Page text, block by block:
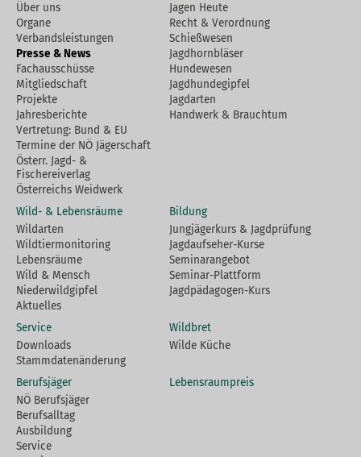
Über uns
Organe
Verbandsleistungen
Presse & News
Fachausschüsse
Mitgliedschaft
Projekte
Jahresberichte
Vertretung: Bund & EU
Termine der NÖ Jägerschaft
Österr. Jagd- &
Fischereiverlag
Österreichs Weidwerk
Jagen Heute
Recht & Verordnung
Schießwesen
Jagdhornbläser
Hundewesen
Jagdhundegipfel
Jagdarten
Handwerk & Brauchtum
Wild- & Lebensräume
Wildarten
Wildtiermonitoring
Lebensräume
Wild & Mensch
Niederwildgipfel
Aktuelles
Bildung
Jungjägerkurs & Jagdprüfung
Jagdaufseher-Kurse
Seminarangebot
Seminar-Plattform
Jagdpädagogen-Kurs
Service
Downloads
Stammdatenänderung
Wildbret
Wilde Küche
Berufsjäger
NÖ Berufsjäger
Berufsalltag
Ausbildung
Service
Lebensraumpreis